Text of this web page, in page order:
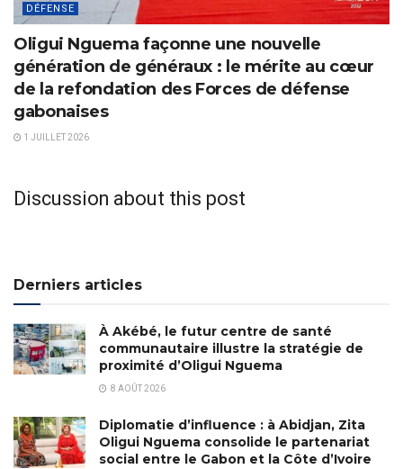
DÉFENSE
Oligui Nguema façonne une nouvelle
génération de généraux : le mérite au cœur
de la refondation des Forces de défense
gabonaises
1 JUILLET 2026
Discussion about this post
Derniers articles
À Akébé, le futur centre de santé
communautaire illustre la stratégie de
proximité d’Oligui Nguema
8 AOÛT 2026
Diplomatie d’influence : à Abidjan, Zita
Oligui Nguema consolide le partenariat
social entre le Gabon et la Côte d’Ivoire